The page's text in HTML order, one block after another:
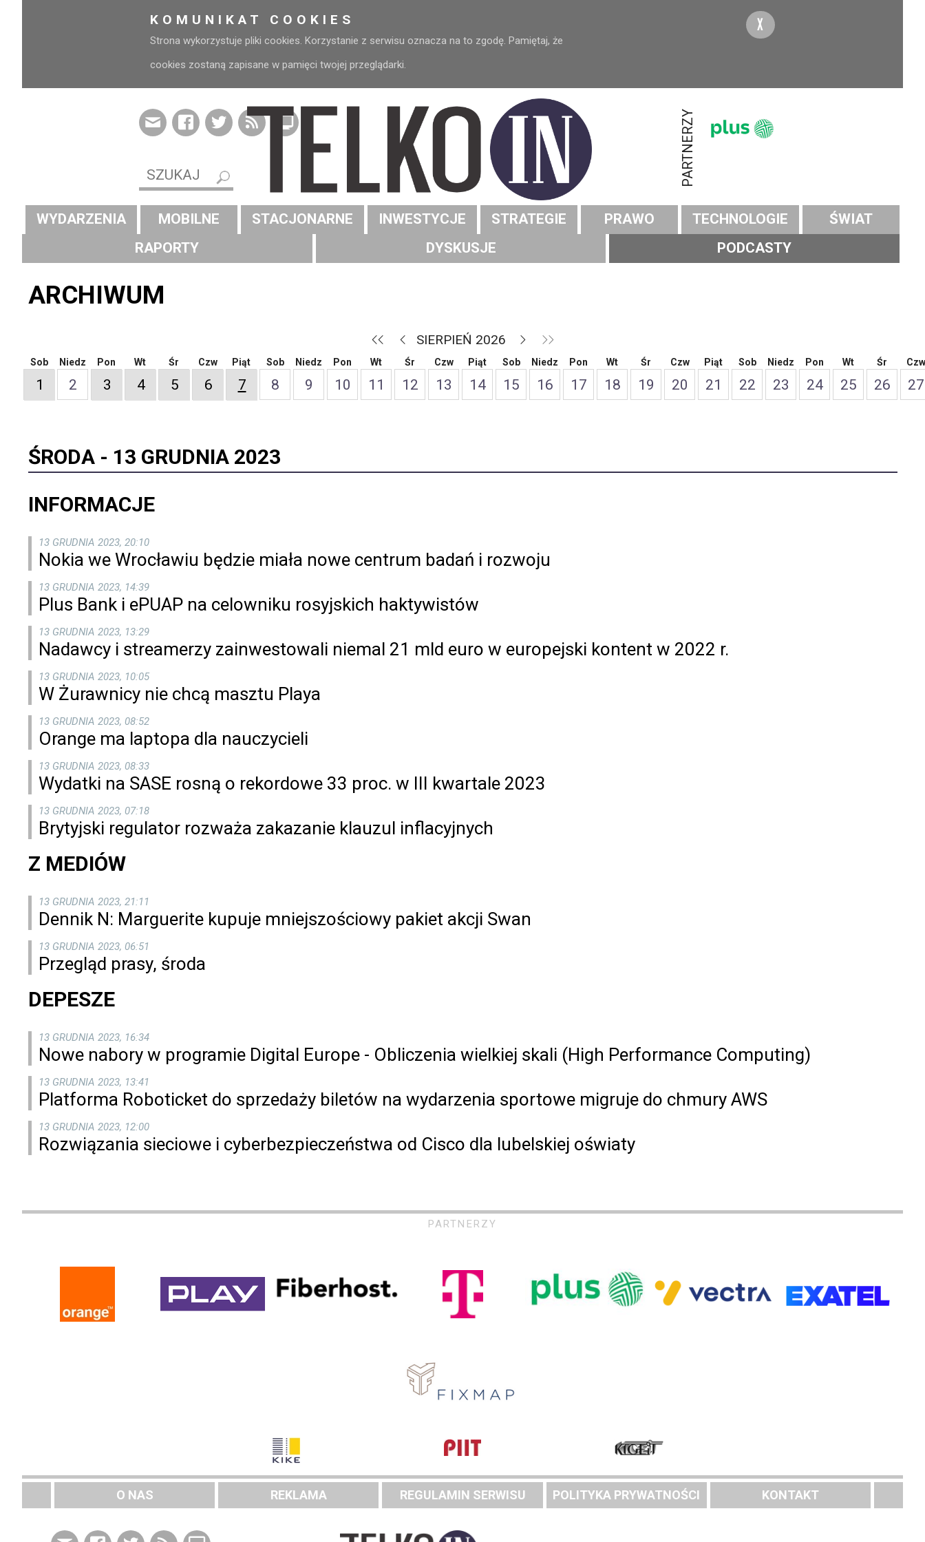
KOMUNIKAT COOKIES
Strona wykorzystuje pliki cookies. Korzystanie z serwisu oznacza na to zgodę. Pamiętaj, że
cookies zostaną zapisane w pamięci twojej przeglądarki.
X
PARTNERZY
WYDARZENIA MOBILNE STACJONARNE INWESTYCJE STRATEGIE PRAWO TECHNOLOGIE
ŚWIAT
RAPORTY
DYSKUSJE PODCASTY
ARCHIWUM
SIERPIEŃ 2026
Sob
1
Niedz
2
Pon
3
Wt
4
Śr
5
Czw
6
Piąt
7
Sob
8
Niedz
9
Pon
10
Wt
11
Śr
12
Czw
13
Piąt
14
Sob
15
Niedz
16
Pon
17
Wt
18
Śr
19
Czw
20
Piąt
21
Sob
22
Niedz
23
Pon
24
Wt
25
Śr
26
Czw
27
ŚRODA - 13 GRUDNIA 2023
INFORMACJE
13 GRUDNIA 2023, 20:10
Nokia we Wrocławiu będzie miała nowe centrum badań i rozwoju
13 GRUDNIA 2023, 14:39
Plus Bank i ePUAP na celowniku rosyjskich haktywistów
13 GRUDNIA 2023, 13:29
Nadawcy i streamerzy zainwestowali niemal 21 mld euro w europejski kontent w 2022 r.
13 GRUDNIA 2023, 10:05
W Żurawnicy nie chcą masztu Playa
13 GRUDNIA 2023, 08:52
Orange ma laptopa dla nauczycieli
13 GRUDNIA 2023, 08:33
Wydatki na SASE rosną o rekordowe 33 proc. w III kwartale 2023
13 GRUDNIA 2023, 07:18
Brytyjski regulator rozważa zakazanie klauzul inflacyjnych
Z MEDIÓW
13 GRUDNIA 2023, 21:11
Dennik N: Marguerite kupuje mniejszościowy pakiet akcji Swan
13 GRUDNIA 2023, 06:51
Przegląd prasy, środa
DEPESZE
13 GRUDNIA 2023, 16:34
Nowe nabory w programie Digital Europe - Obliczenia wielkiej skali (High Performance Computing)
13 GRUDNIA 2023, 13:41
Platforma Roboticket do sprzedaży biletów na wydarzenia sportowe migruje do chmury AWS
13 GRUDNIA 2023, 12:00
Rozwiązania sieciowe i cyberbezpieczeństwa od Cisco dla lubelskiej oświaty
PARTNERZY
O NAS REKLAMA REGULAMIN SERWISU POLITYKA PRYWATNOŚCI KONTAKT